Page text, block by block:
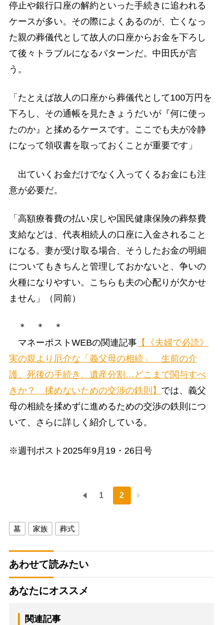
停止や銀行口座の解約といった手続きに追われる
ケースが多い。その際によくあるのが、亡くなっ
た親の葬儀代として故人の口座からお金を下ろし
て後々トラブルになるパターンだ。中田氏が言
う。
「たとえば故人の口座から葬儀代として100万円を
下ろし、その通帳を見たきょうだいが『何に使っ
たのか』と揉めるケースです。ここでも夫が冷静
になって領収書を取っておくことが重要です」
出ていくお金だけでなく入ってくるお金にも注
意が必要だ。
「高額療養費の払い戻しや国民健康保険の葬祭費
支給などは、代表相続人の口座に入金されること
になる。妻が受け取る場合、そうしたお金の明細
についてもきちんと管理しておかないと、争いの
火種になりやすい。こちらも夫の心配りが欠かせ
ません」（同前）
＊ ＊ ＊
マネーポストWEBの関連記事【《夫婦で必読》
実の親より厄介な「義父母の相続」 生前の介
護、死後の手続き、遺産分割…どこまで関与すべ
きか？ 揉めないための交渉の鉄則】 では、義父
母の相続を揉めずに進めるための交渉の鉄則につ
いて、さらに詳しく紹介している。
※週刊ポスト2025年9月19・26日号
1 2
墓 家族 葬式
あわせて読みたい
あなたにオススメ
関連記事